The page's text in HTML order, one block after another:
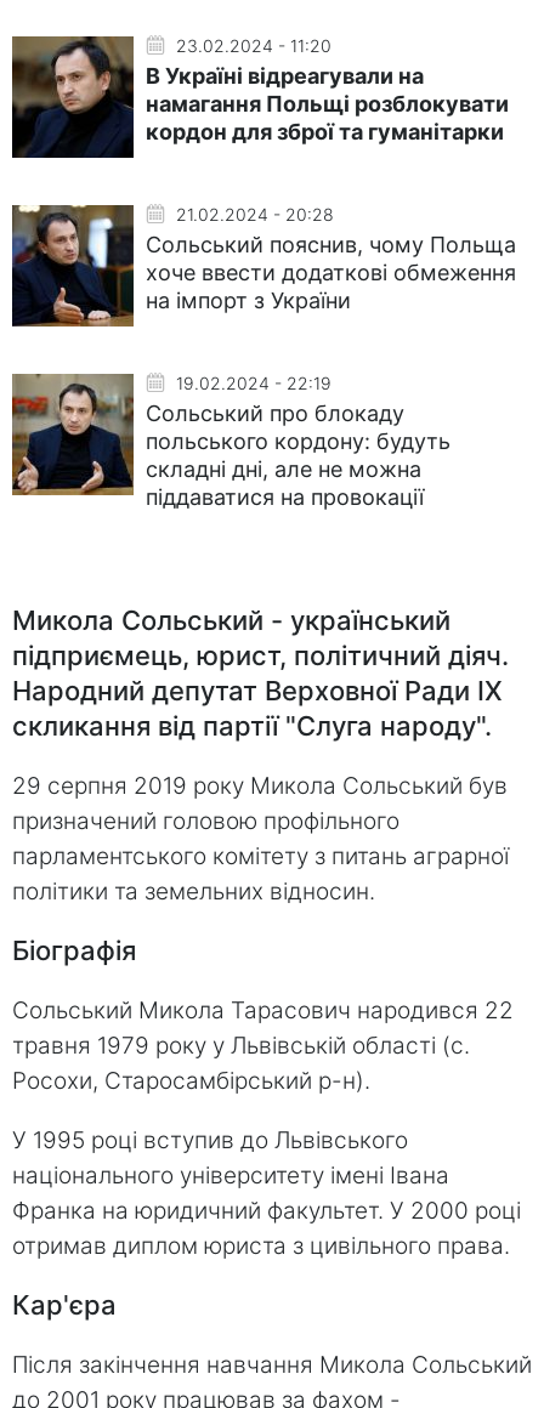
23.02.2024 - 11:20
В Україні відреагували на
намагання Польщі розблокувати
кордон для зброї та гуманітарки
21.02.2024 - 20:28
Сольський пояснив, чому Польща
хоче ввести додаткові обмеження
на імпорт з України
19.02.2024 - 22:19
Сольський про блокаду
польського кордону: будуть
складні дні, але не можна
піддаватися на провокації
Микола Сольський - український
підприємець, юрист, політичний діяч.
Народний депутат Верховної Ради IX
скликання від партії "Слуга народу".
29 серпня 2019 року Микола Сольський був
призначений головою профільного
парламентського комітету з питань аграрної
політики та земельних відносин.
Біографія
Сольський Микола Тарасович народився 22
травня 1979 року у Львівській області (с.
Росохи, Старосамбірський р-н).
У 1995 році вступив до Львівського
національного університету імені Івана
Франка на юридичний факультет. У 2000 році
отримав диплом юриста з цивільного права.
Кар'єра
Після закінчення навчання Микола Сольський
до 2001 року працював за фахом -